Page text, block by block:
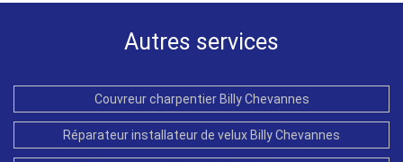
Autres services
Couvreur charpentier Billy Chevannes
Réparateur installateur de velux Billy Chevannes